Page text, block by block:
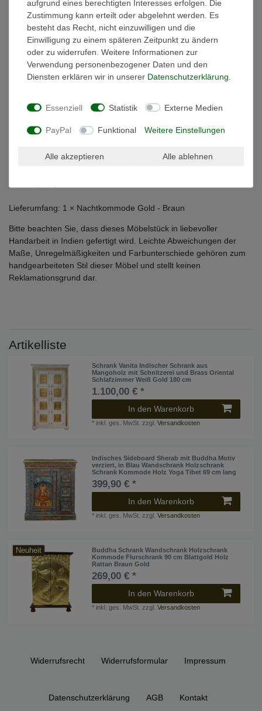
EU-Verantwortlicher
Einzigartige Nachtkommode aus
Indien
Großräumige Nachtkommode im antiken Look mit mächtigen
liebevoller Handarbeit aus hochwertigem Mangoholz in Indien
handelt sich hierbei nicht um industrielle Massenware.
Lieferumfang: 1 × Nachtkommode Gold - Braun
Bitte beachten Sie, dass dieses Möbelstück in liebevoller
Handarbeit in Indien gefertigt wird. Leichte Abweichungen der
Maße, Unregelmäßigkeiten und Farbunterschiede gehören zum
handgearbeiteten Stil dieser Möbel und stellt keinen
Reklamationsgrund dar.
Artikelliste
Schrank Vanita Indischer Schrank aus
Mangoholz mit Schnitzerei und Brass Oriental
Schlafzimmer Weiß Gold 180 cm
1.100,00 € *
In den Warenkorb
* inkl. ges. MwSt. zzgl.Versandkosten
Indisches Sideboard Sherab mit Buddha Motiv
verziert, in Blau Wandschrank Holzschrank
Schrank Kommode Holz Yoga Tibet 69 cm lang
399,90 € *
In den Warenkorb
* inkl. ges. MwSt. zzgl.Versandkosten
Neuheit
Buddha Schrank Wandschrank Holzschrank
Kommode Flurschrank 90 cm Blattgold Holz
Rattan Braun Gold
269,00 € *
In den Warenkorb
* inkl. ges. MwSt. zzgl.Versandkosten
Widerrufs­recht Widerrufs­formular Impressum
Daten­schutz­erklärung AGB Kontakt
aufgrund eines berechtigten Interesses erfolgen. Die
Zustimmung kann erteilt oder abgelehnt werden. Es
besteht das Recht, nicht einzuwilligen und die
Einwilligung zu einem späteren Zeitpunkt zu ändern
oder zu widerrufen. Weitere Informationen zur
Verwendung personenbezogener Daten und den
Diensten erklären wir in unserer Daten­schutz­erklärung
Essenziell Statistik Externe Medien
PayPal Funktional Weitere Einstellungen
Alle akzeptieren Alle ablehnen